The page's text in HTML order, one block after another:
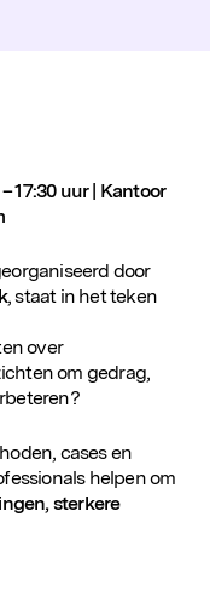
17:30 uur | Kantoor
door
, staat in het teken
over
om gedrag,
cases en
helpen om
sterkere